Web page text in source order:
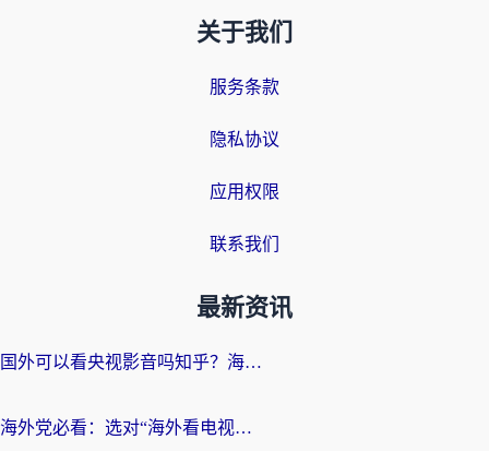
关于我们
服务条款
隐私协议
应用权限
联系我们
最新资讯
国外可以看央视影音吗知乎？海外党亲测有效的回国加速方案
海外党必看：选对“海外看电视剧软件”，再也不用愁国内剧刷不了